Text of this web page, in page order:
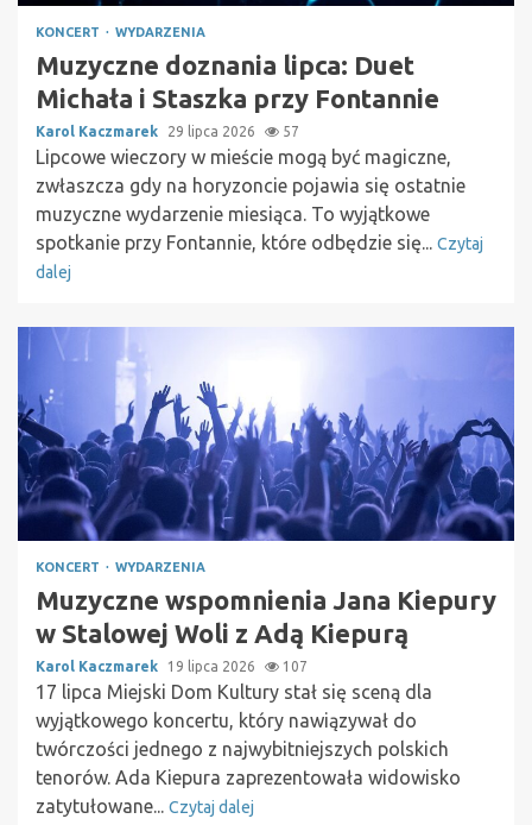
KONCERT WYDARZENIA
Muzyczne doznania lipca: Duet
Michała i Staszka przy Fontannie
Karol Kaczmarek 29 lipca 2026 57
Lipcowe wieczory w mieście mogą być magiczne,
zwłaszcza gdy na horyzoncie pojawia się ostatnie
muzyczne wydarzenie miesiąca. To wyjątkowe
spotkanie przy Fontannie, które odbędzie się... Czytaj
dalej
KONCERT WYDARZENIA
Muzyczne wspomnienia Jana Kiepury
w Stalowej Woli z Adą Kiepurą
Karol Kaczmarek 19 lipca 2026 107
17 lipca Miejski Dom Kultury stał się sceną dla
wyjątkowego koncertu, który nawiązywał do
twórczości jednego z najwybitniejszych polskich
tenorów. Ada Kiepura zaprezentowała widowisko
zatytułowane... Czytaj dalej